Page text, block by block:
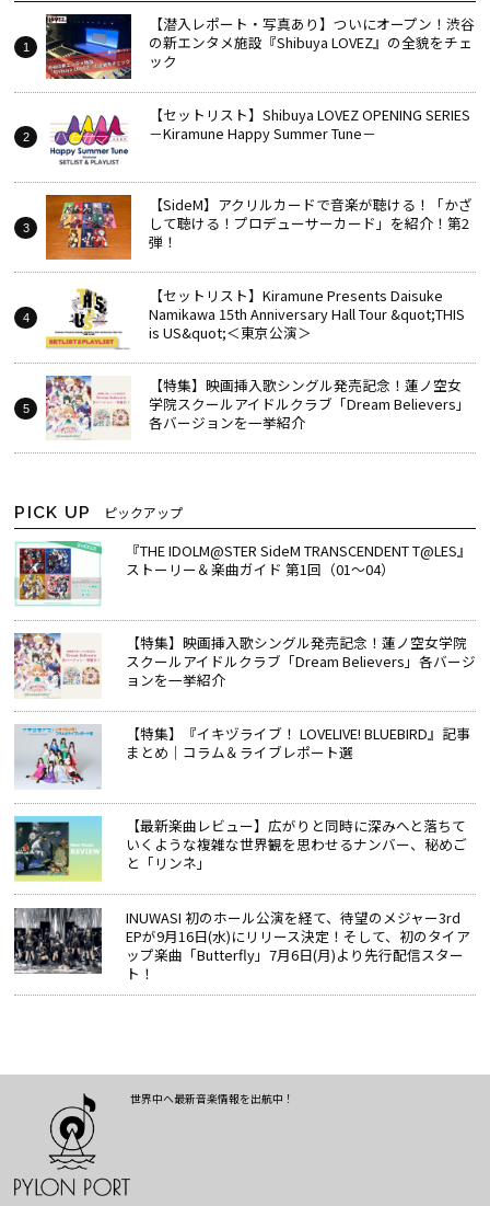
【潜入レポート・写真あり】ついにオープン！渋谷
の新エンタメ施設『Shibuya LOVEZ』の全貌をチェ
ック
【セットリスト】Shibuya LOVEZ OPENING SERIES
－Kiramune Happy Summer Tune－
【SideM】アクリルカードで音楽が聴ける！「かざ
して聴ける！プロデューサーカード」を紹介！第2
弾！
【セットリスト】Kiramune Presents Daisuke
Namikawa 15th Anniversary Hall Tour &quot;THIS
is US&quot;＜東京公演＞
【特集】映画挿入歌シングル発売記念！蓮ノ空女
学院スクールアイドルクラブ「Dream Believers」
各バージョンを一挙紹介
PICK UP ピックアップ
『THE IDOLM@STER SideM TRANSCENDENT T@LES』
ストーリー＆楽曲ガイド 第1回（01～04）
【特集】映画挿入歌シングル発売記念！蓮ノ空女学院
スクールアイドルクラブ「Dream Believers」各バージ
ョンを一挙紹介
【特集】『イキヅライブ！ LOVELIVE! BLUEBIRD』記事
まとめ│コラム＆ライブレポート選
【最新楽曲レビュー】広がりと同時に深みへと落ちて
いくような複雑な世界観を思わせるナンバー、秘めご
と「リンネ」
INUWASI 初のホール公演を経て、待望のメジャー3rd
EPが9月16日(水)にリリース決定！そして、初のタイア
ップ楽曲「Butterfly」7月6日(月)より先行配信スター
ト！
世界中へ最新音楽情報を出航中！